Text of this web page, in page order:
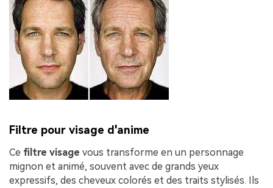
Filtre pour visage d'anime
Ce filtre visage vous transforme en un personnage
mignon et animé, souvent avec de grands yeux
expressifs, des cheveux colorés et des traits stylisés. Ils